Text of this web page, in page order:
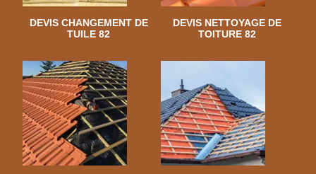
DEVIS CHANGEMENT DE
TUILE 82
DEVIS NETTOYAGE DE
TOITURE 82